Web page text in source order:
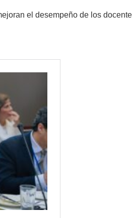
el desempeño de los